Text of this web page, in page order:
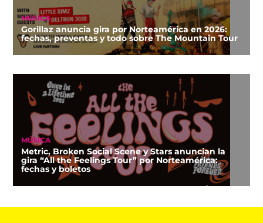
MÚSICA
Gorillaz anuncia gira por Norteamérica en 2026:
fechas, preventas y todo sobre The Mountain Tour
MÚSICA
Metric, Broken Social Scene y Stars anuncian la
gira “All the Feelings Tour” por Norteamérica:
fechas y boletos